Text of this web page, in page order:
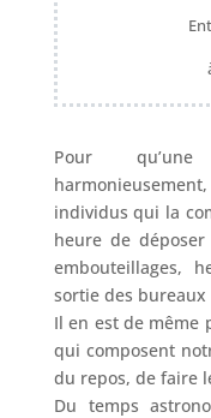
Pour
individus qui la
heure de
embouteillages,
sortie des
Il en est de même
qui composent
du repos, de faire
Du temps